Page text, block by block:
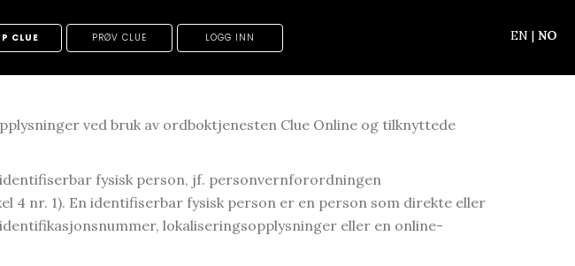
CLUE PRØV CLUE LOGG INN EN | NO
ved bruk av ordboktjenesten Clue Online og tilknyttede
fysisk person, jf. personvernforordningen
4 nr. 1). En identifiserbar fysisk person er en person som direkte eller
lokaliseringsopplysninger eller en online-